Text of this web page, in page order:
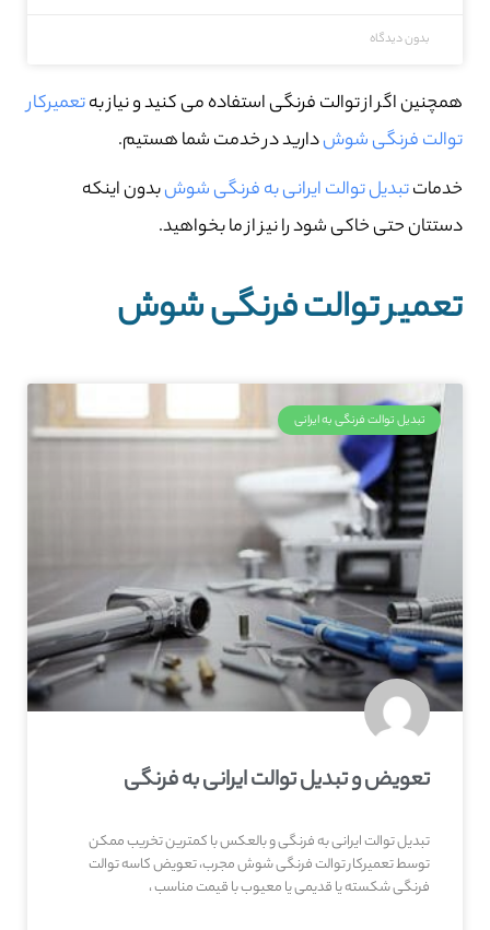
بدون دیدگاه
همچنین اگر از توالت فرنگی استفاده می کنید و نیاز بهتعمیرکار
توالت فرنگی شوشدارید در خدمت شما هستیم.
خدماتتبدیل توالت ایرانی به فرنگی شوشبدون اینکه
دستتان حتی خاکی شود را نیز از ما بخواهید.
تعمیر توالت فرنگی شوش
تبدیل توالت فرنگی به ایرانی
تعویض و تبدیل توالت ایرانی به فرنگی
تبدیل توالت ایرانی به فرنگی و بالعکس با کمترین تخریب ممکن
توسط تعمیرکار توالت فرنگی شوش مجرب، تعویض کاسه توالت
فرنگی شکسته یا قدیمی یا معیوب با قیمت مناسب ،